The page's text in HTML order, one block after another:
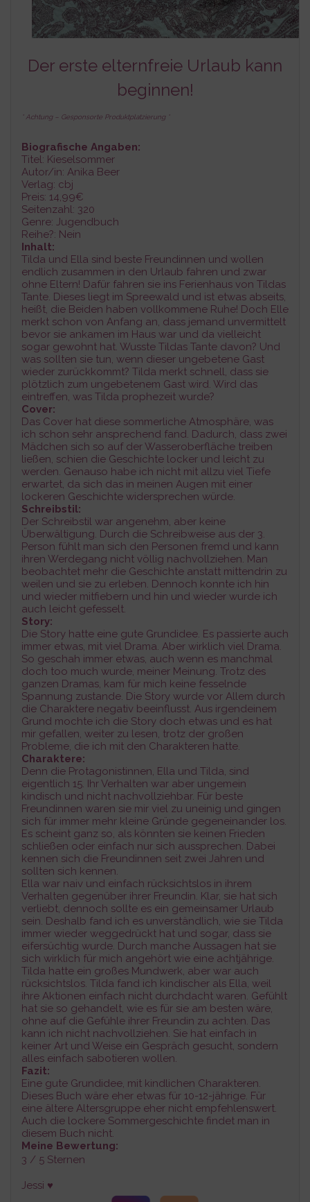
Der erste elternfreie Urlaub kann
beginnen!
* Achtung – Gesponsorte Produktplatzierung *
Biografische Angaben:
Titel: Kieselsommer
Autor/in: Anika Beer
Verlag: cbj
Preis: 14,99€
Seitenzahl: 320
Genre: Jugendbuch
Reihe?: Nein
Inhalt:
Tilda und Ella sind beste Freundinnen und wollen
endlich zusammen in den Urlaub fahren und zwar
ohne Eltern! Dafür fahren sie ins Ferienhaus von Tildas
Tante. Dieses liegt im Spreewald und ist etwas abseits,
heißt, die Beiden haben vollkommene Ruhe! Doch Elle
merkt schon von Anfang an, dass jemand unvermittelt
bevor sie ankamen im Haus war und da vielleicht
sogar gewohnt hat. Wusste Tildas Tante davon? Und
was sollten sie tun, wenn dieser ungebetene Gast
wieder zurückkommt? Tilda merkt schnell, dass sie
plötzlich zum ungebetenem Gast wird. Wird das
eintreffen, was Tilda prophezeit wurde?
Cover:
Das Cover hat diese sommerliche Atmosphäre, was
ich schon sehr ansprechend fand. Dadurch, dass zwei
Mädchen sich so auf der Wasseroberfläche treiben
ließen, schien die Geschichte locker und leicht zu
werden. Genauso habe ich nicht mit allzu viel Tiefe
erwartet, da sich das in meinen Augen mit einer
lockeren Geschichte widersprechen würde.
Schreibstil:
Der Schreibstil war angenehm, aber keine
Überwältigung. Durch die Schreibweise aus der 3.
Person fühlt man sich den Personen fremd und kann
ihren Werdegang nicht völlig nachvollziehen. Man
beobachtet mehr die Geschichte anstatt mittendrin zu
weilen und sie zu erleben. Dennoch konnte ich hin
und wieder mitfiebern und hin und wieder wurde ich
auch leicht gefesselt.
Story:
Die Story hatte eine gute Grundidee. Es passierte auch
immer etwas, mit viel Drama. Aber wirklich viel Drama.
So geschah immer etwas, auch wenn es manchmal
doch too much wurde, meiner Meinung. Trotz des
ganzen Dramas, kam für mich keine fesselnde
Spannung zustande. Die Story wurde vor Allem durch
die Charaktere negativ beeinflusst. Aus irgendeinem
Grund mochte ich die Story doch etwas und es hat
mir gefallen, weiter zu lesen, trotz der großen
Probleme, die ich mit den Charakteren hatte.
Charaktere:
Denn die Protagonistinnen, Ella und Tilda, sind
eigentlich 15. Ihr Verhalten war aber ungemein
kindisch und nicht nachvollziehbar. Für beste
Freundinnen waren sie mir viel zu uneinig und gingen
sich für immer mehr kleine Gründe gegeneinander los.
Es scheint ganz so, als könnten sie keinen Frieden
schließen oder einfach nur sich aussprechen. Dabei
kennen sich die Freundinnen seit zwei Jahren und
sollten sich kennen.
Ella war naiv und einfach rücksichtslos in ihrem
Verhalten gegenüber ihrer Freundin. Klar, sie hat sich
verliebt, dennoch sollte es ein gemeinsamer Urlaub
sein. Deshalb fand ich es unverständlich, wie sie Tilda
immer wieder weggedrückt hat und sogar, dass sie
eifersüchtig wurde. Durch manche Aussagen hat sie
sich wirklich für mich angehört wie eine achtjährige.
Tilda hatte ein großes Mundwerk, aber war auch
rücksichtslos. Tilda fand ich kindischer als Ella, weil
ihre Aktionen einfach nicht durchdacht waren. Gefühlt
hat sie so gehandelt, wie es für sie am besten wäre,
ohne auf die Gefühle ihrer Freundin zu achten. Das
kann ich nicht nachvollziehen. Sie hat einfach in
keiner Art und Weise ein Gespräch gesucht, sondern
alles einfach sabotieren wollen.
Fazit:
Eine gute Grundidee, mit kindlichen Charakteren.
Dieses Buch wäre eher etwas für 10-12-jährige. Für
eine ältere Altersgruppe eher nicht empfehlenswert.
Auch die lockere Sommergeschichte findet man in
diesem Buch nicht.
Meine Bewertung:
3 / 5 Sternen
Jessi ♥